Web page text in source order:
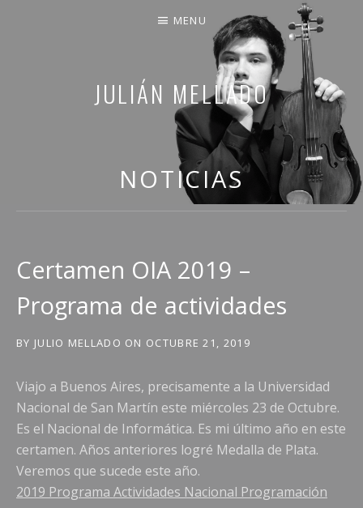
JULIÁN MELLADO
COMPARTO PARTE DE MI VIDA
MENU
NOTICIAS
Certamen OIA 2019 –
Programa de actividades
BY JULIO MELLADO ON OCTUBRE 21, 2019
Viajo a Buenos Aires, precisamente a la Universidad
Nacional de San Martín este miércoles 23 de Octubre.
Es el Nacional de Informática. Es mi último año en este
certamen. Años anteriores logré Medalla de Plata.
Veremos que sucede este año.
2019 Programa Actividades Nacional Programación